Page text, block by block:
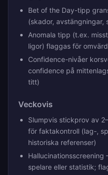
Bet of the Day-tipp
(skador, avstängningar,
Anomala tipp (t.ex.
ligor) flaggas för
Confidence-nivåer
confidence på
titt)
Veckovis
Slumpvis stickprov av
för faktakontroll (lag-,
historiska referenser)
spelare eller statistik;